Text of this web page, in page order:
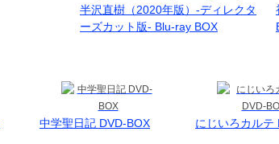
半沢直樹（2020年版）-ディレクタ
ーズカット版- Blu-ray BOX
中学聖日記 DVD-BOX にじいろカルテ